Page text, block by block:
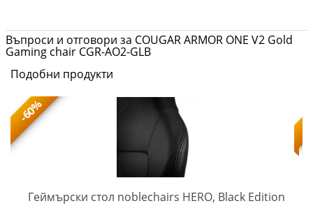
Въпроси и отговори за COUGAR ARMOR ONE V2 Gold
Gaming chair CGR-AO2-GLB
Подобни продукти
-60%
Геймърски стол noblechairs HERO, Black Edition